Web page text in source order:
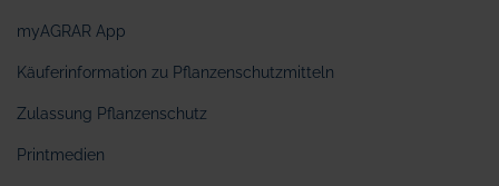
myAGRAR App
Käuferinformation zu Pflanzenschutzmitteln
Zulassung Pflanzenschutz
Printmedien